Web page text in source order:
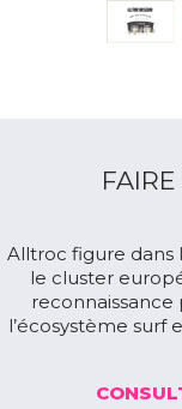
Alltroc figure dans
le cluster
l’écosystème